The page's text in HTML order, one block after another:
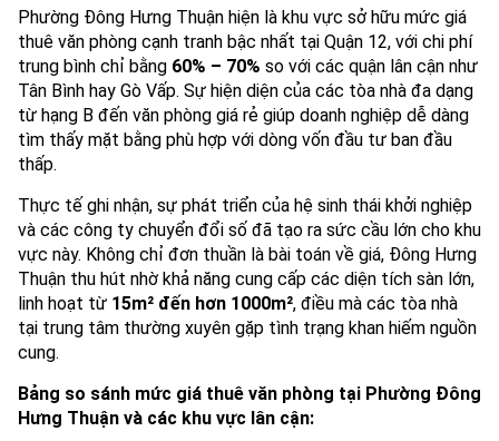
Phường Đông Hưng Thuận hiện là khu vực sở hữu mức giá
thuê văn phòng cạnh tranh bậc nhất tại Quận 12, với chi phí
trung bình chỉ bằng 60% – 70% so với các quận lân cận như
Tân Bình hay Gò Vấp. Sự hiện diện của các tòa nhà đa dạng
từ hạng B đến văn phòng giá rẻ giúp doanh nghiệp dễ dàng
tìm thấy mặt bằng phù hợp với dòng vốn đầu tư ban đầu
thấp.
Thực tế ghi nhận, sự phát triển của hệ sinh thái khởi nghiệp
và các công ty chuyển đổi số đã tạo ra sức cầu lớn cho khu
vực này. Không chỉ đơn thuần là bài toán về giá, Đông Hưng
Thuận thu hút nhờ khả năng cung cấp các diện tích sàn lớn,
linh hoạt từ 15m² đến hơn 1000m², điều mà các tòa nhà
tại trung tâm thường xuyên gặp tình trạng khan hiếm nguồn
cung.
Bảng so sánh mức giá thuê văn phòng tại Phường Đông
Hưng Thuận và các khu vực lân cận: